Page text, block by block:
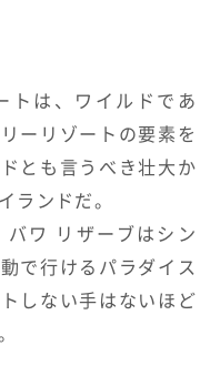
トは、ワイルドであ
ーリゾートの要素を
とも言うべき壮大か
ランドだ。
バワ リザーブはシン
で行けるパラダイス
しない手はないほど